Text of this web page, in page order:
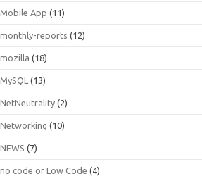
Mobile App (11)
monthly-reports (12)
mozilla (18)
MySQL (13)
NetNeutrality (2)
Networking (10)
NEWS (7)
no code or Low Code (4)